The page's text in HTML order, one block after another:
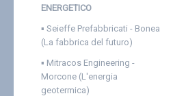
ENERGETICO
▪ Seieffe Prefabbricati - Bonea
(La fabbrica del futuro)
▪ Mitracos Engineering -
Morcone (L'energia
geotermica)